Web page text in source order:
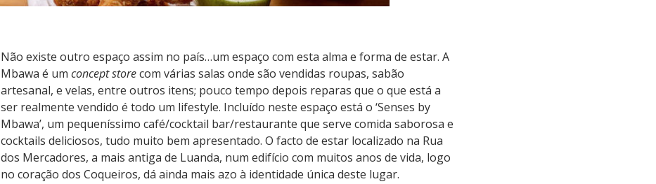
Não existe outro espaço assim no país…um espaço com esta alma e forma de estar. A
Mbawa é um concept storecom várias salas onde são vendidas roupas, sabão
artesanal, e velas, entre outros itens; pouco tempo depois reparas que o que está a
ser realmente vendido é todo um lifestyle. Incluído neste espaço está o ‘Senses by
Mbawa’, um pequeníssimo café/cocktail bar/restaurante que serve comida saborosa e
cocktails deliciosos, tudo muito bem apresentado. O facto de estar localizado na Rua
dos Mercadores, a mais antiga de Luanda, num edifício com muitos anos de vida, logo
no coração dos Coqueiros, dá ainda mais azo à identidade única deste lugar.